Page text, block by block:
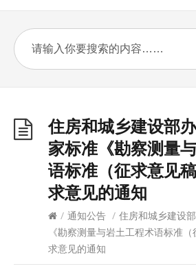
住房和城乡建设部
家标准《勘察测量
语标准（征求意见
求意见的通知
/ 通知公告 / 住房和城乡建设
《勘察测量与岩土工程术语标准
求意见的通知